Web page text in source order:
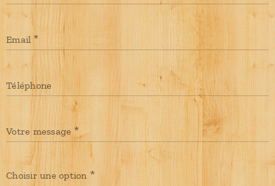
Email
Téléphone
Votre message
Choisir une option